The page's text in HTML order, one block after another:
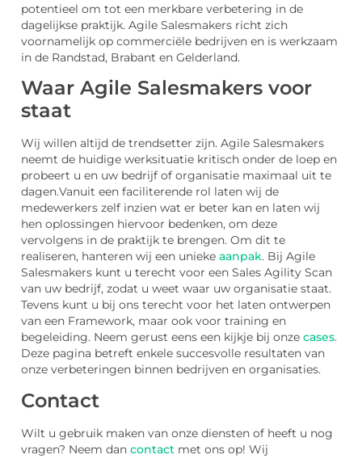
potentieel om tot een merkbare verbetering in de
dagelijkse praktijk. Agile Salesmakers richt zich
voornamelijk op commerciële bedrijven en is werkzaam
in de Randstad, Brabant en Gelderland.
Waar Agile Salesmakers voor
staat
Wij willen altijd de trendsetter zijn. Agile Salesmakers
neemt de huidige werksituatie kritisch onder de loep en
probeert u en uw bedrijf of organisatie maximaal uit te
dagen.Vanuit een faciliterende rol laten wij de
medewerkers zelf inzien wat er beter kan en laten wij
hen oplossingen hiervoor bedenken, om deze
vervolgens in de praktijk te brengen. Om dit te
realiseren, hanteren wij een unieke aanpak. Bij Agile
Salesmakers kunt u terecht voor een Sales Agility Scan
van uw bedrijf, zodat u weet waar uw organisatie staat.
Tevens kunt u bij ons terecht voor het laten ontwerpen
van een Framework, maar ook voor training en
begeleiding. Neem gerust eens een kijkje bij onze cases.
Deze pagina betreft enkele succesvolle resultaten van
onze verbeteringen binnen bedrijven en organisaties.
Contact
Wilt u gebruik maken van onze diensten of heeft u nog
vragen? Neem dan contact met ons op! Wij